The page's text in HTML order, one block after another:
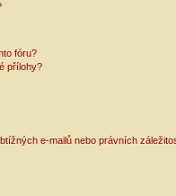
fóru?
přílohy?
e-mailů nebo právních